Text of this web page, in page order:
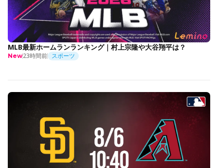
MLB最新ホームランランキング｜村上宗隆や大谷翔平は？
New23時間前 スポーツ